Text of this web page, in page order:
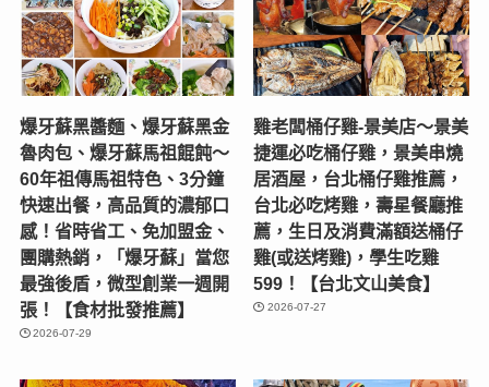
爆牙蘇黑醬麵、爆牙蘇黑金
魯肉包、爆牙蘇馬祖餛飩～
60年祖傳馬祖特色、3分鐘
快速出餐，高品質的濃郁口
感！省時省工、免加盟金、
團購熱銷，「爆牙蘇」當您
最強後盾，微型創業一週開
張！【食材批發推薦】
2026-07-29
雞老闆桶仔雞-景美店〜景美
捷運必吃桶仔雞，景美串燒
居酒屋，台北桶仔雞推薦，
台北必吃烤雞，壽星餐廳推
薦，生日及消費滿額送桶仔
雞(或送烤雞)，學生吃雞
599！【台北文山美食】
2026-07-27